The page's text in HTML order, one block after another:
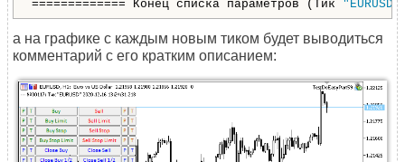
============= Конец списка параметров (Тик "EURUSD"
а на графике с каждым новым тиком будет выводиться
комментарий с его кратким описанием: